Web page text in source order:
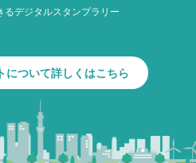
デジタルスタンプラリー
について詳しくはこちら